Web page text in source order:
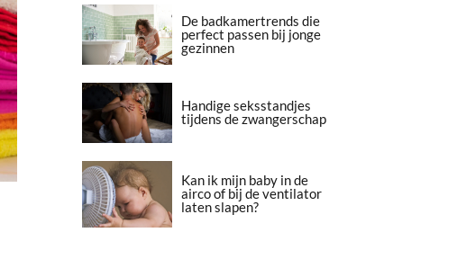
De badkamertrends die
perfect passen bij jonge
gezinnen
Handige seksstandjes
tijdens de zwangerschap
Kan ik mijn baby in de
airco of bij de ventilator
laten slapen?